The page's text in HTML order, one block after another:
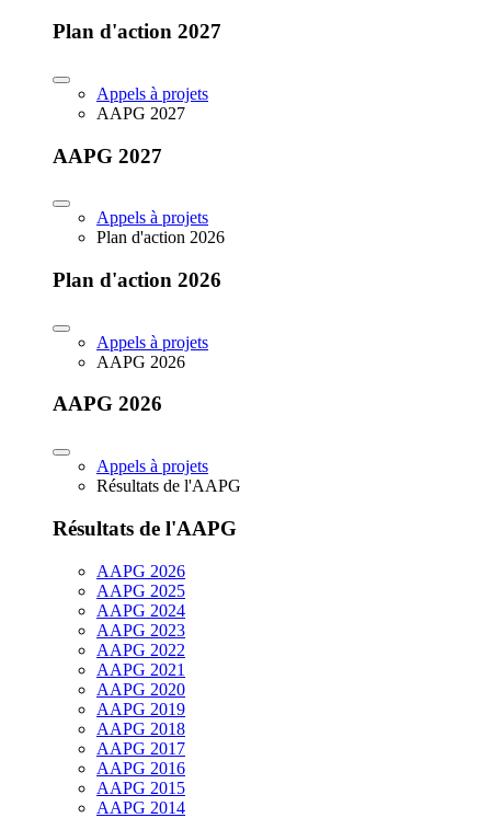
Plan d'action 2027
Appels à projets
AAPG 2027
AAPG 2027
Appels à projets
Plan d'action 2026
Plan d'action 2026
Appels à projets
AAPG 2026
AAPG 2026
Appels à projets
Résultats de l'AAPG
Résultats de l'AAPG
AAPG 2026
AAPG 2025
AAPG 2024
AAPG 2023
AAPG 2022
AAPG 2021
AAPG 2020
AAPG 2019
AAPG 2018
AAPG 2017
AAPG 2016
AAPG 2015
AAPG 2014